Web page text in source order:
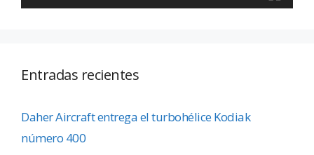
Entradas recientes
Daher Aircraft entrega el turbohélice Kodiak
número 400